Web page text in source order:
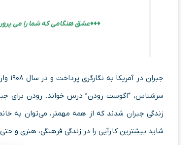
♦♦♦ عشق هنگامی که شما را می
سرشناس، “اگوست رودن” درس خواند. رودن برای
زندگی جبران شدند که از همه مهمتر، ‌می‌توان به
شاید بیشترین کارآیی را در زندگی فرهنگی، هنری و